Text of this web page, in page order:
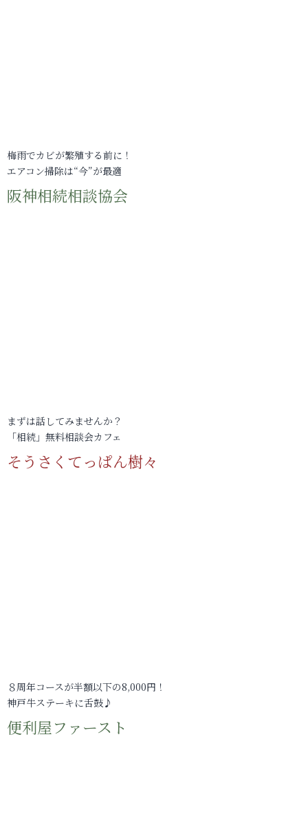
梅雨でカビが繁殖する前に！
エアコン掃除は“今”が最適
阪神相続相談協会
まずは話してみませんか？
「相続」無料相談会カフェ
そうさくてっぱん樹々
８周年コースが半額以下の8,000円！
神戸牛ステーキに舌鼓♪
便利屋ファースト